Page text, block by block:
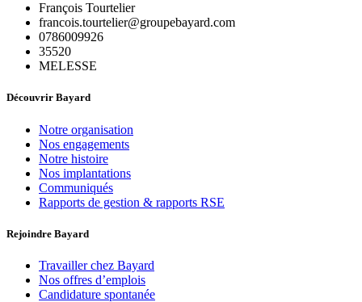
François Tourtelier
francois.tourtelier@groupebayard.com
0786009926
35520
MELESSE
Découvrir Bayard
Notre organisation
Nos engagements
Notre histoire
Nos implantations
Communiqués
Rapports de gestion & rapports RSE
Rejoindre Bayard
Travailler chez Bayard
Nos offres d’emplois
Candidature spontanée